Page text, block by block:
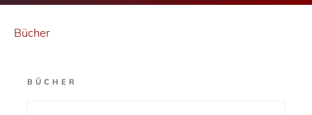
Bücher
BÜCHER